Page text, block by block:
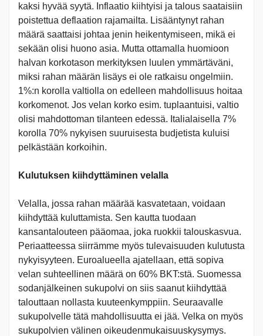
kaksi hyvää syytä. Inflaatio kiihtyisi ja talous saataisiin
poistettua deflaation rajamailta. Lisääntynyt rahan
määrä saattaisi johtaa jenin heikentymiseen, mikä ei
sekään olisi huono asia. Mutta ottamalla huomioon
halvan korkotason merkityksen luulen ymmärtäväni,
miksi rahan määrän lisäys ei ole ratkaisu ongelmiin.
1%:n korolla valtiolla on edelleen mahdollisuus hoitaa
korkomenot. Jos velan korko esim. tuplaantuisi, valtio
olisi mahdottoman tilanteen edessä. Italialaisella 7%
korolla 70% nykyisen suuruisesta budjetista kuluisi
pelkästään korkoihin.
Kulutuksen kiihdyttäminen velalla
Velalla, jossa rahan määrää kasvatetaan, voidaan
kiihdyttää kuluttamista. Sen kautta tuodaan
kansantalouteen pääomaa, joka ruokkii talouskasvua.
Periaatteessa siirrämme myös tulevaisuuden kulutusta
nykyisyyteen. Euroalueella ajatellaan, että sopiva
velan suhteellinen määrä on 60% BKT:stä. Suomessa
sodanjälkeinen sukupolvi on siis saanut kiihdyttää
talouttaan nollasta kuuteenkymppiin. Seuraavalle
sukupolvelle tätä mahdollisuutta ei jää. Velka on myös
sukupolvien välinen oikeudenmukaisuuskysymys.